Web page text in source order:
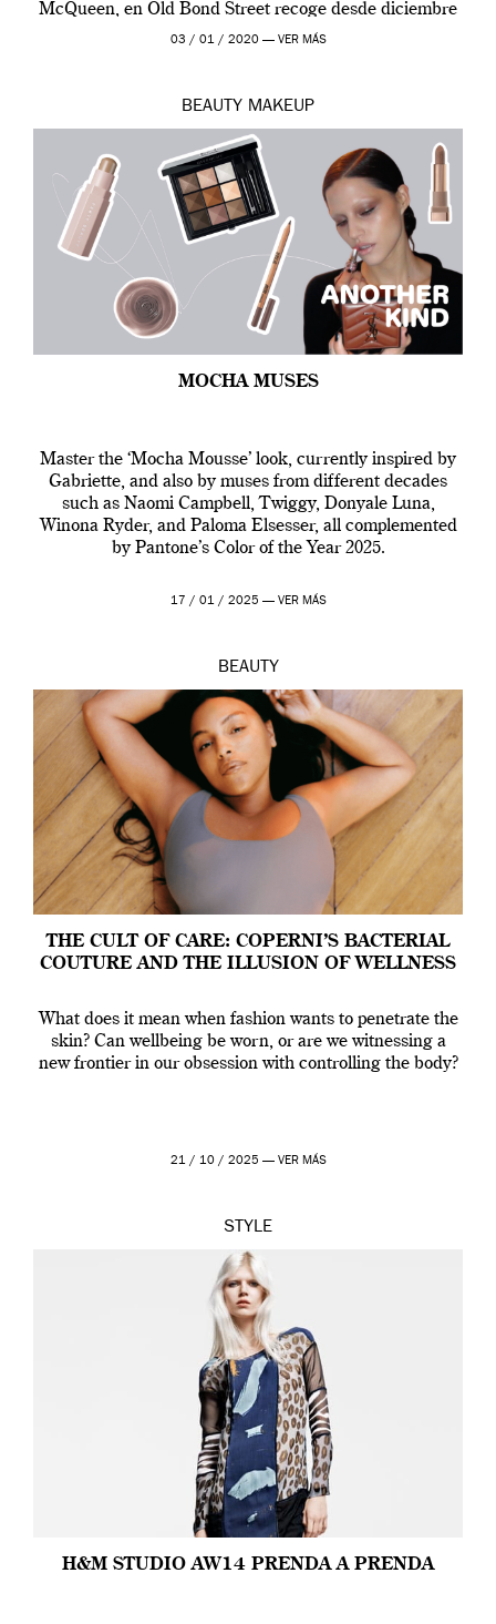
McQueen, en Old Bond Street recoge desde diciembre
de 2019 hasta final de abril […]
03 / 01 / 2020 — VER MÁS
BEAUTY MAKEUP
MOCHA MUSES
Master the ‘Mocha Mousse’ look, currently inspired by
Gabriette, and also by muses from different decades
such as Naomi Campbell, Twiggy, Donyale Luna,
Winona Ryder, and Paloma Elsesser, all complemented
by Pantone’s Color of the Year 2025.
17 / 01 / 2025 — VER MÁS
BEAUTY
THE CULT OF CARE: COPERNI’S BACTERIAL
COUTURE AND THE ILLUSION OF WELLNESS
What does it mean when fashion wants to penetrate the
skin? Can wellbeing be worn, or are we witnessing a
new frontier in our obsession with controlling the body?
21 / 10 / 2025 — VER MÁS
STYLE
H&M STUDIO AW14 PRENDA A PRENDA